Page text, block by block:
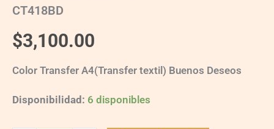
CT418BD
$3,100.00
Color Transfer A4(Transfer textil) Buenos Deseos
Disponibilidad: 6 disponibles